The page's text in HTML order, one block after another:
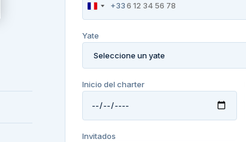
France
+33
+33
Yate
Inicio del charter
Invitados